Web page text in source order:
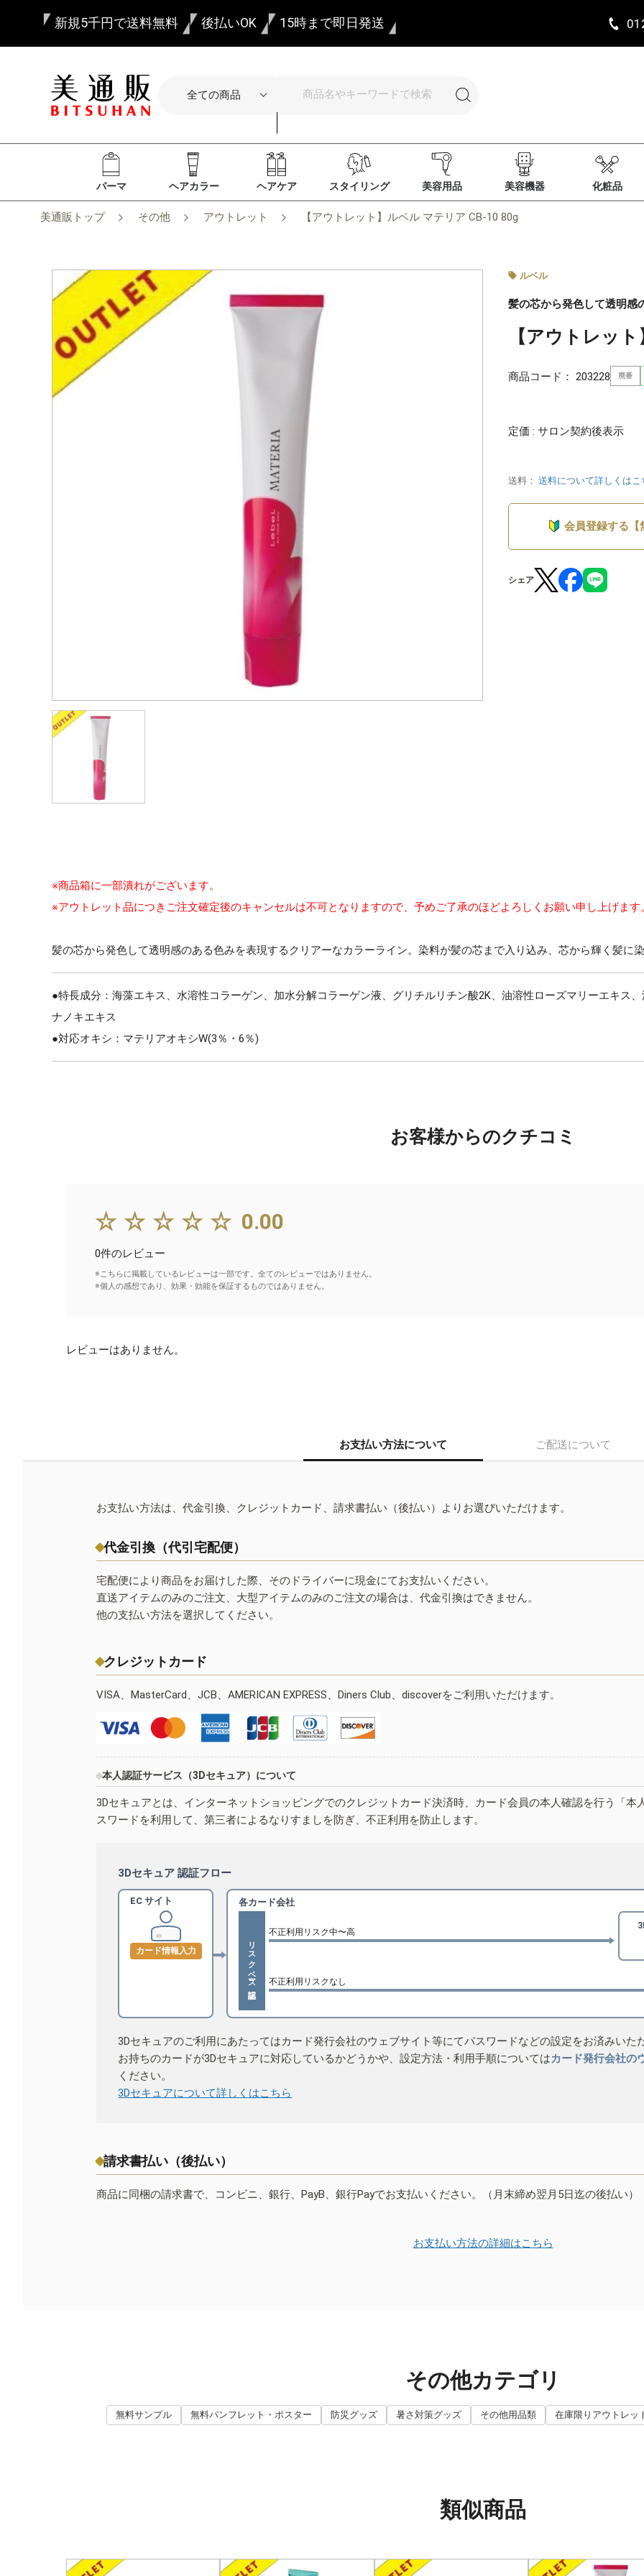
新規5千円で送料無料 後払いOK 15時まで即日発送
パーマ ヘアカラー ヘアケア スタイリング 美容用品 美容機器 化粧品
美通販トップ その他 アウトレット 【アウトレット】ルベル マテリア CB-10 80g
ルベル
髪の芯から発色して透明感
【アウトレッ
商品コード： 203228 廃番
定価 : サロン契約後表示
送料： 送料について詳しくはこ
会員登録する【
シェア
※商品箱に一部潰れがございます。
※アウトレット品につきご注文確定後のキャンセルは不可となりますので、予めご了承のほどよろしくお願い申し上げます。
髪の芯から発色して透明感のある色みを表現するクリアーなカラーライン。染料が髪の芯まで入り込み、芯から輝く髪に染
●特長成分：海藻エキス、水溶性コラーゲン、加水分解コラーゲン液、グリチルリチン酸2K、油溶性ローズマリーエキス
ナノキエキス
●対応オキシ：マテリアオキシW(3％・6％)
お客様からのクチコミ
☆☆☆☆☆ 0.00
0件のレビュー
※こちらに掲載しているレビューは一部です。全てのレビューではありません。
※個人の感想であり、効果・効能を保証するものではありません。
レビューはありません。
お支払い方法について ご配送について
お支払い方法は、代金引換、クレジットカード、請求書払い（後払い）よりお選びいただけます。
代金引換（代引宅配便）
宅配便により商品をお届けした際、そのドライバーに現金にてお支払いください。
直送アイテムのみのご注文、大型アイテムのみのご注文の場合は、代金引換はできません。
他の支払い方法を選択してください。
クレジットカード
VISA、MasterCard、JCB、AMERICAN EXPRESS、Diners Club、discoverをご利用いただけます。
本人認証サービス（3Dセキュア）について
3Dセキュアとは、インターネットショッピングでのクレジットカード決済時、カード会員の本人確認を行う「
スワードを利用して、第三者によるなりすましを防ぎ、不正利用を防止します。
3Dセキュア 認証フロー
EC サイト
カード情報入力
各カード会社
リスクベース認証
不正利用リスク中〜高
不正利用リスクなし
3Dセキュアのご利用にあたってはカード発行会社のウェブサイト等にてパスワードなどの設定をお済みいた
お持ちのカードが3Dセキュアに対応しているかどうかや、設定方法・利用手順についてはカード発行会社の
ください。
3Dセキュアについて詳しくはこちら
請求書払い（後払い）
商品に同梱の請求書で、コンビニ、銀行、PayB、銀行Payでお支払いください。（月末締め翌月5日迄の後払い）
お支払い方法の詳細はこちら
その他カテゴリ
無料サンプル 無料パンフレット・ポスター 防災グッズ 暑さ対策グッズ その他用品類 在庫限りアウトレッ
類似商品